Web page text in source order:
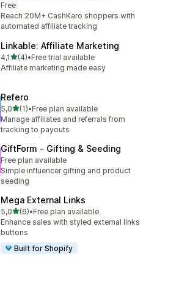
Free
Reach 20M+ CashKaro shoppers with
automated affiliate tracking
Linkable: Affiliate Marketing
4,1av 5 stjerner
(4)
Totalt 4 omtaler
•Free trial available
Affiliate marketing made easy
Refero
5,0av 5 stjerner
(1)
Totalt 1 omtaler
•Free plan available
Manage affiliates and referrals from
tracking to payouts
GiftForm ‑ Gifting & Seeding
Free plan available
Simple influencer gifting and product
seeding
Mega External Links
5,0av 5 stjerner
(6)
Totalt 6 omtaler
•Free plan available
Enhance sales with styled external links
buttons
Built for Shopify